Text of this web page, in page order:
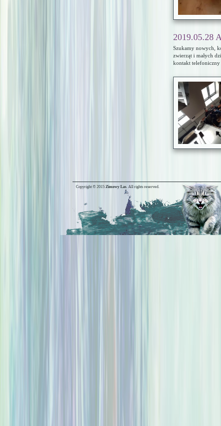
2019.05.28
Szukamy nowych,
zwierząt i małych
kontakt
Copyright © 2015 Zimowy Las. All rights reserved.